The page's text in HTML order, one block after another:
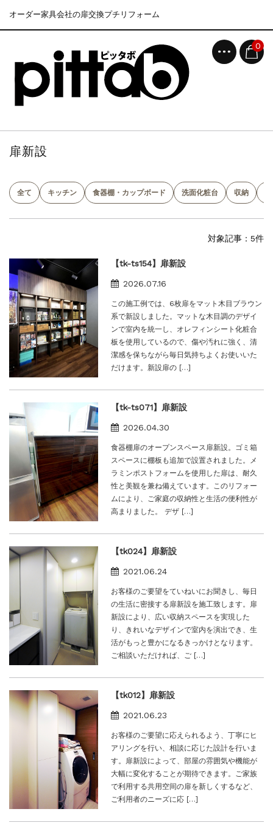
オーダー家具会社の扉交換プチリフォーム
0
扉新設
全て キッチン 食器棚・カップボード 洗面化粧台 収納
対象記事：5件
【tk-ts154】扉新設
2026.07.16
この施工例では、6枚扉をマット木目ブラウン
系で新設しました。マットな木目調のデザイ
ンで室内を統一し、オレフィンシート化粧合
板を使用しているので、傷や汚れに強く、清
潔感を保ちながら毎日気持ちよくお使いいた
だけます。新設扉の […]
【tk-ts071】扉新設
2026.04.30
食器棚扉のオープンスペース扉新設。ゴミ箱
スペースに棚板も追加で設置されました。メ
ラミンポストフォームを使用した扉は、耐久
性と美観を兼ね備えています。このリフォー
ムにより、ご家庭の収納性と生活の便利性が
高まりました。 デザ […]
【tk024】扉新設
2021.06.24
お客様のご要望をていねいにお聞きし、毎日
の生活に密接する扉新設を施工致します。扉
新設により、広い収納スペースを実現した
り、きれいなデザインで室内を演出でき、生
活がもっと豊かになるきっかけとなります。
ご相談いただければ、ご […]
【tk012】扉新設
2021.06.23
お客様のご要望に応えられるよう、丁寧にヒ
アリングを行い、相談に応じた設計を行いま
す。扉新設によって、部屋の雰囲気や機能が
大幅に変化することが期待できます。ご家族
で利用する共用空间の扉を新しくするなど、
ご利用者のニーズに応 […]